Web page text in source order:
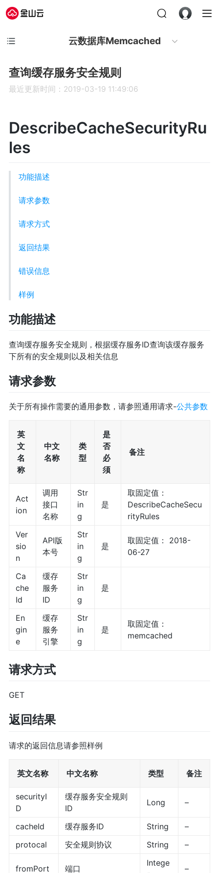
云数据库Memcached
查询缓存服务安全规则
最近更新时间：2019-03-19 11:49:06
DescribeCacheSecurityRu
les
功能描述
请求参数
请求方式
返回结果
错误信息
样例
功能描述
查询缓存服务安全规则，根据缓存服务ID查询该缓存服务
下所有的安全规则以及相关信息
请求参数
关于所有操作需要的通用参数，请参照通用请求-公共参数
英
文
名
称
中文
名称
类
型
是
否
必
须
备注
Act
ion
调用
接口
名称
Str
in
g
是
取固定值：
DescribeCacheSecu
rityRules
Ver
sio
n
API版
本号
Str
in
g
是
取固定值： 2018-
06-27
Ca
che
Id
缓存
服务
ID
Str
in
g
是
En
gin
e
缓存
服务
引擎
Str
in
g
是
取固定值：
memcached
请求方式
GET
返回结果
请求的返回信息请参照样例
英文名称 中文名称 类型 备注
securityI
D
缓存服务安全规则
ID
Long –
cacheId 缓存服务ID String
–
protocal
安全规则协议 String –
fromPort 端口
Intege
–